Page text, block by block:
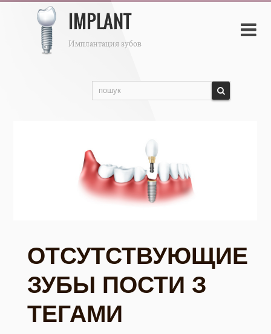

ОТСУТСТВУЮЩИЕ
ЗУБЫ ПОСТИ З
ТЕГАМИ